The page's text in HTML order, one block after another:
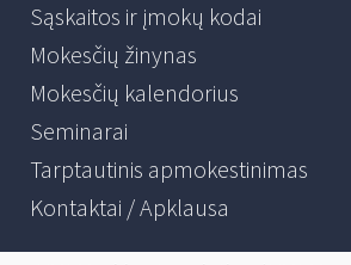
Sąskaitos ir įmokų kodai
Mokesčių žinynas
Mokesčių kalendorius
Seminarai
Tarptautinis apmokestinimas
Kontaktai / Apklausa